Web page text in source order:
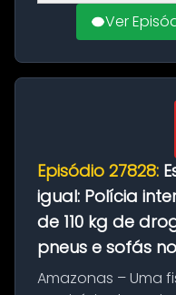
Ver
Episódio 27828:
igual: Polícia
de 110 kg de
pneus e sofás
Amazonas – Uma